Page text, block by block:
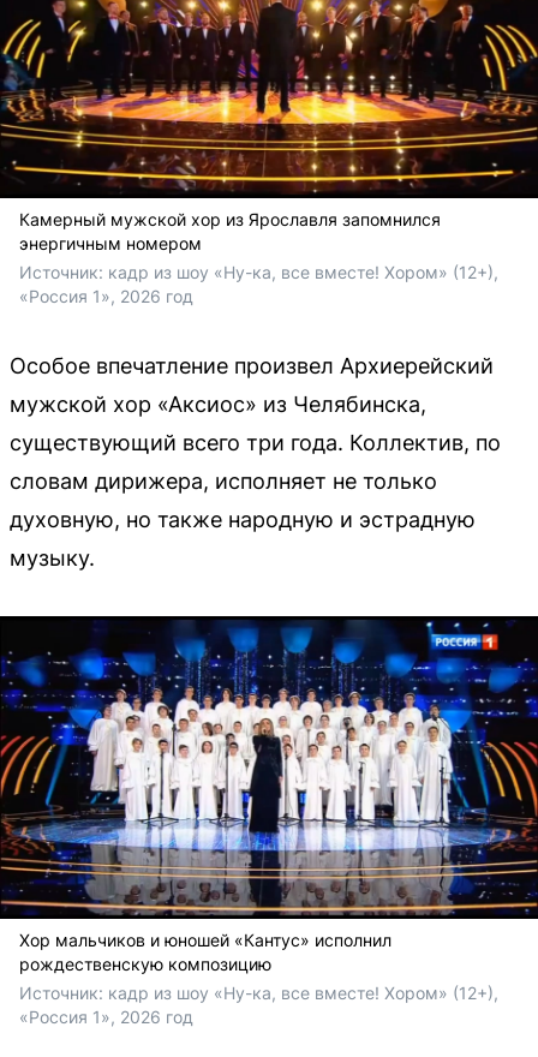
Камерный мужской хор из Ярославля запомнился
энергичным номером
Источник: кадр из шоу «Ну-ка, все вместе! Хором» (12+),
«Россия 1», 2026 год
Особое впечатление произвел Архиерейский
мужской хор «Аксиос» из Челябинска,
существующий всего три года. Коллектив, по
словам дирижера, исполняет не только
духовную, но также народную и эстрадную
музыку.
Хор мальчиков и юношей «Кантус» исполнил
рождественскую композицию
Источник: кадр из шоу «Ну-ка, все вместе! Хором» (12+),
«Россия 1», 2026 год